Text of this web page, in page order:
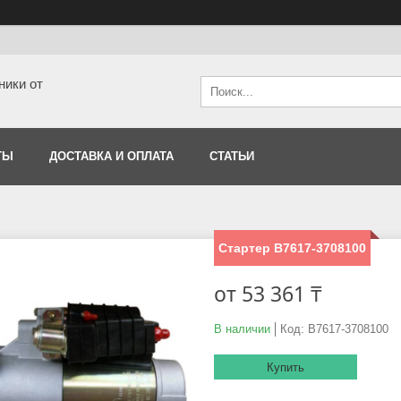
от
ДОСТАВКА И ОПЛАТА СТАТЬИ
Стартер В7617-3708100
от 53 361 ₸
В наличии Код: В7617-3708100
Купить